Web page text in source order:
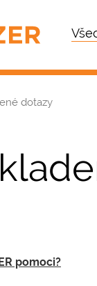
dotazy
pomoci?